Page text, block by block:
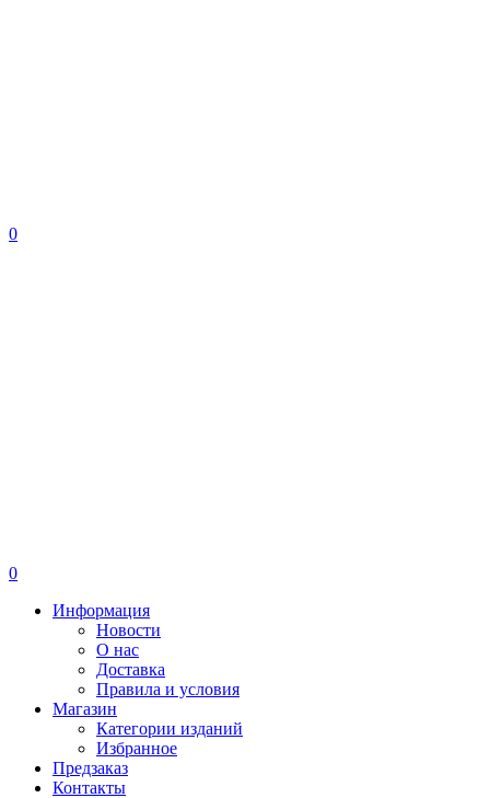
0
0
Информация
Новости
О нас
Доставка
Правила и условия
Магазин
Категории изданий
Избранное
Предзаказ
Контакты